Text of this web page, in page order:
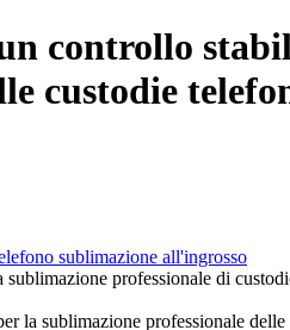
controllo
custodie
sublimazione all'ingrosso
professionale di